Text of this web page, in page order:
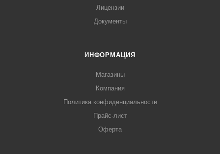
Лицензии
Документы
ИНФОРМАЦИЯ
Магазины
Компания
Политика конфиденциальности
Прайс-лист
Оферта